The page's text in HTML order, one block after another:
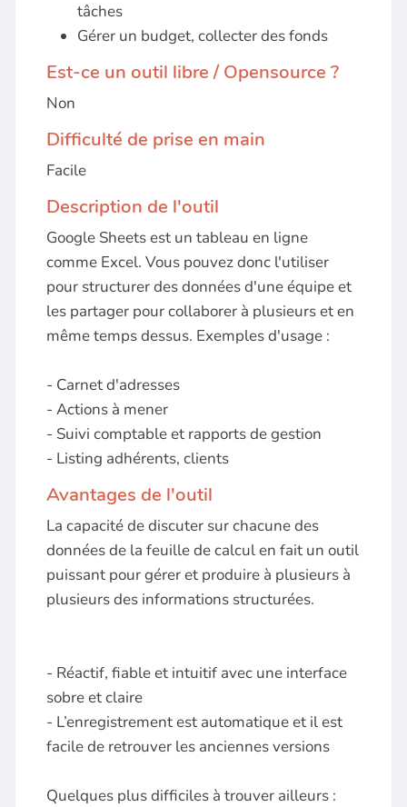
tâches
Gérer un budget, collecter des fonds
Est-ce un outil libre / Opensource ?
Non
Difficulté de prise en main
Facile
Description de l'outil
Google Sheets est un tableau en ligne
comme Excel. Vous pouvez donc l'utiliser
pour structurer des données d'une équipe et
les partager pour collaborer à plusieurs et en
même temps dessus. Exemples d'usage :
- Carnet d'adresses
- Actions à mener
- Suivi comptable et rapports de gestion
- Listing adhérents, clients
Avantages de l'outil
La capacité de discuter sur chacune des
données de la feuille de calcul en fait un outil
puissant pour gérer et produire à plusieurs à
plusieurs des informations structurées.
- Réactif, fiable et intuitif avec une interface
sobre et claire
- L’enregistrement est automatique et il est
facile de retrouver les anciennes versions
Quelques plus difficiles à trouver ailleurs :